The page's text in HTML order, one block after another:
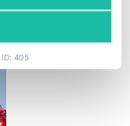
ID: 405